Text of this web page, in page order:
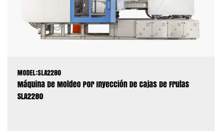
MODEL:SLA2280
Máquina De Moldeo Por Inyección De Cajas De Frutas
SLA2280